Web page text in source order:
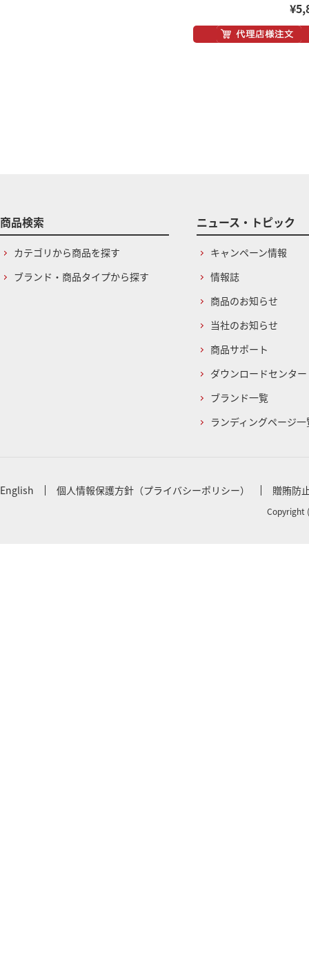
商品検索
カテゴリから商品を探す
ブランド・商品タイプから探す
ニュース・トピック
キャンペーン情報
情報誌
商品のお知らせ
当社のお知らせ
商品サポート
ダウンロードセンター
ブランド一覧
ランディングページ一
English 個人情報保護方針（プライバシーポリシー） 贈賄防
Copyright